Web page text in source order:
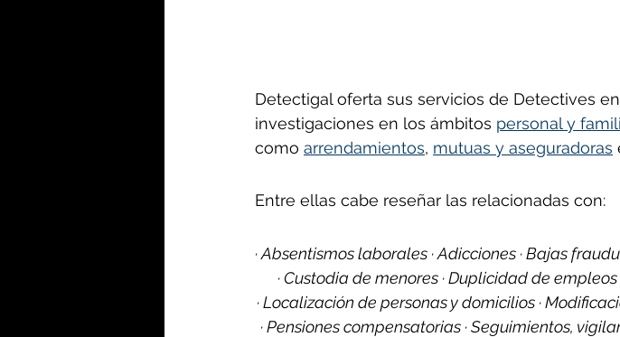
Detectigal oferta sus servicios de Detectives en
investigaciones en los ámbitos personal y
como arrendamientos, mutuas y aseguradoras
Entre ellas cabe reseñar las relacionadas con:
· Absentismos laborales · Adicciones · Bajas
· Custodia de menores · Duplicidad de
· Localización de personas y domicilios ·
· Pensiones compensatorias · Seguimientos,